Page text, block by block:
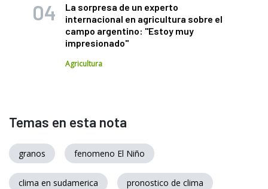
La sorpresa de un experto
internacional en agricultura sobre el
campo argentino: "Estoy muy
impresionado"
Agricultura
Temas en esta nota
granos fenomeno El Niño
clima en sudamerica pronostico de clima